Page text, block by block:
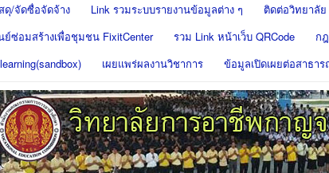
ดุ/จัดซื่อจัดจ้าง
Link รวมระบบรายงานข้อมูลต่าง ๆ ติดต่อวิทยาลัย
ย์ซ่อมสร้างเพื่อชุมชน FixitCenter
รวม Link หน้าเว็บ QRCode ก
เผยแพร่ผลงานวิชาการ ข้อมูลเปิดเผยต่อสาธา